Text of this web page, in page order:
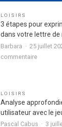
LOISIRS
3 étapes pour
dans votre lettre
Barbara 25 juillet
commentairesur
exprimer
votre
passion
LOISIRS
Analyse
utilisateur avec le
Pascal Cabus 3